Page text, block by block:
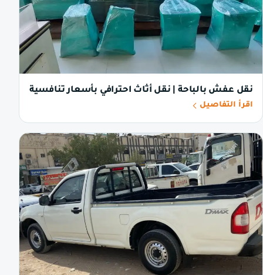
نقل عفش بالباحة | نقل أثاث احترافي بأسعار تنافسية
اقرأ التفاصيل